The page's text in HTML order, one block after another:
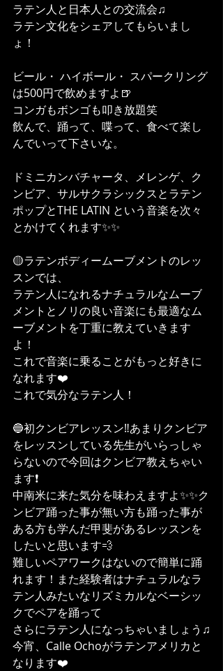
ラテン人と日本人との交流会♫
ラテン文化をシェアしてもらいまし
ょ！
ビール・ ハイボール・ スパークリング
は500円で飲めますよ🍺
コンガもボンゴも叩き放題笑
飲んで、踊って、喋って、食べて楽し
んでいって下さいな。
ドミニカンバチャータ、メレンゲ、ク
ンビア、サルサクラシックスとラテン
ポップとTHE LATIN という音楽を次々
とかけてくれます✨✨
🟡ラテンボディームーブメントのレッ
スンでは、
ラテン人になれるナチュラルなムーブ
メントとノリの良い音楽にも最適なム
ーブメントを丁重に教えていきます
よ！
これで音楽に乗ることがもっと好きに
なれます❤️
これで気分なラテン人！
🔵初クンビアレッスン‼️あまりクンビア
をレッスンしている先生がいらっしゃ
らないので今回はクンビア教えちゃい
ます❗️
中南米に来た気分を味わえますよ✨✨ク
ンビア踊った事が無い方も踊った事が
ある方も学んだ甲斐があるレッスンを
したいと思います💨
難しいペアワークはないので簡単に踊
れます！また経験者はナチュラルなラ
テン人みたいなリズミカルなベーシッ
クでペアを踊って
さらにラテン人になっちゃいましょう♫
今宵、Calle Ochoがラテンアメリカと
なります❤️